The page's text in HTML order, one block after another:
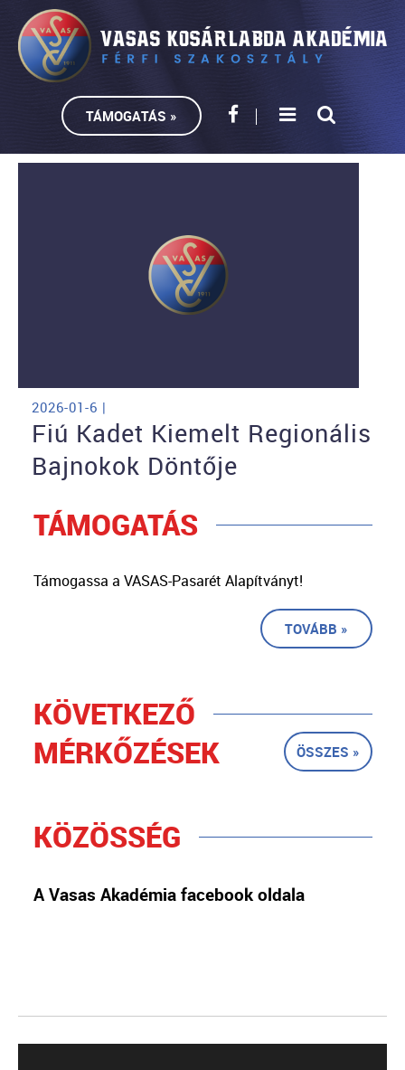
TÁMOGATÁS »
2026-01-6 |
Fiú Kadet Kiemelt Regionális
Bajnokok Döntője
TÁMOGATÁS
Támogassa a VASAS-Pasarét Alapítványt!
TOVÁBB »
KÖVETKEZŐ
MÉRKŐZÉSEK
ÖSSZES »
KÖZÖSSÉG
A Vasas Akadémia facebook oldala